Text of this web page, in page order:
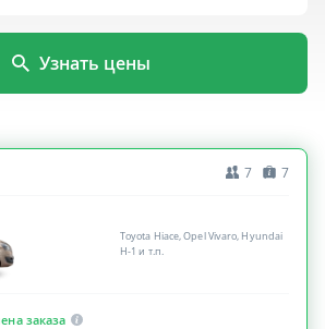
Узнать цены
7 7
Toyota Hiace, Opel Vivaro, Hyundai
H-1 и т.п.
заказа